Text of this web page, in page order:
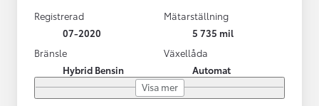
Registrerad
07-2020
Mätarställning
5 735 mil
Bränsle
Hybrid Bensin
Växellåda
Automat
Visa mer